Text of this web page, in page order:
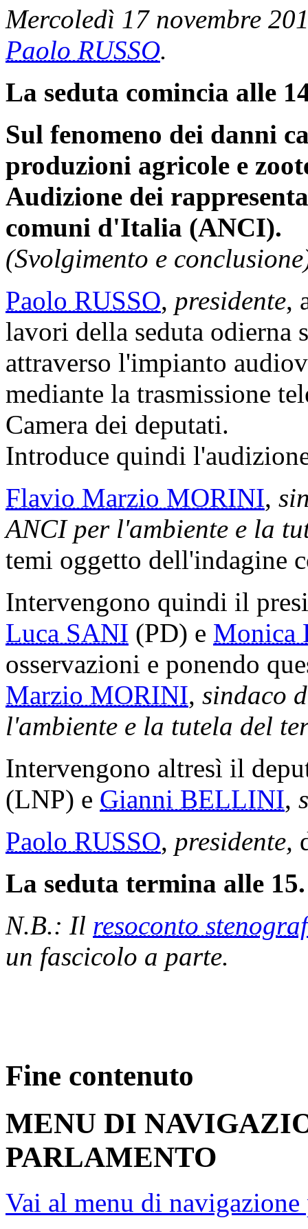
Mercoledì 17 novembre
Paolo RUSSO.
La seduta comincia alle
Sul fenomeno dei danni
produzioni agricole e
Audizione dei
comuni d'Italia (ANCI).
(Svolgimento e
Paolo RUSSO, presidente,
lavori della seduta odierna
attraverso l'impianto
mediante la trasmissione
Camera dei deputati.
Introduce quindi
Flavio Marzio MORINI,
ANCI per l'ambiente e la
temi oggetto dell'indagine
Intervengono quindi il
Luca SANI (PD) e Monica
osservazioni e ponendo
Marzio MORINI, sindaco
l'ambiente e la tutela del
Intervengono altresì il
(LNP) e Gianni BELLINI,
Paolo RUSSO, presidente,
La seduta termina alle 15.
N.B.: Il resoconto
un fascicolo a parte.
Fine contenuto
MENU DI
PARLAMENTO
Vai al menu di